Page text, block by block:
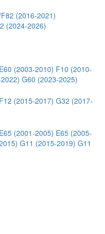
(2016-2021)
(2024-2026)
E60 (2003-2010) F10 (2010-
G60 (2023-2025)
F12 (2015-2017) G32 (2017-
E65 (2001-2005) E65 (2005-
G11 (2015-2019) G11